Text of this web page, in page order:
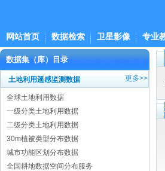
网站首页 数据检索 卫星影像 专业
数据集（库）目录
土地利用遥感监测数据 更多>>
全球土地利用数据
一级分类土地利用数据
二级分类土地利用数据
30m植被类型分布数据
城市功能区划分布数据
全国耕地数据空间分布服务